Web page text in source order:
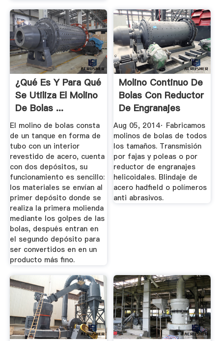
¿Qué Es Y Para Qué
Se Utiliza El Molino
De Bolas ...
El molino de bolas consta
de un tanque en forma de
tubo con un interior
revestido de acero, cuenta
con dos depósitos, su
funcionamiento es sencillo:
los materiales se envían al
primer depósito donde se
realiza la primera molienda
mediante los golpes de las
bolas, después entran en
el segundo depósito para
ser convertidos en en un
producto más fino.
Molino Continuo De
Bolas Con Reductor
De Engranajes
YouTube
Aug 05, 2014· Fabricamos
molinos de bolas de todos
los tamaños. Transmisión
por fajas y poleas o por
reductor de engranajes
helicoidales. Blindaje de
acero hadfield o polímeros
anti abrasivos.